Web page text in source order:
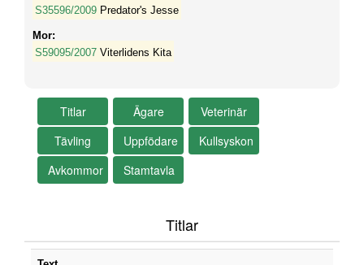
S35596/2009 Predator's Jesse
Mor:
S59095/2007 Viterlidens Kita
Titlar